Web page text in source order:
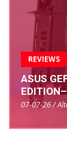
REVIEWS
ASUS
07-07-26 /